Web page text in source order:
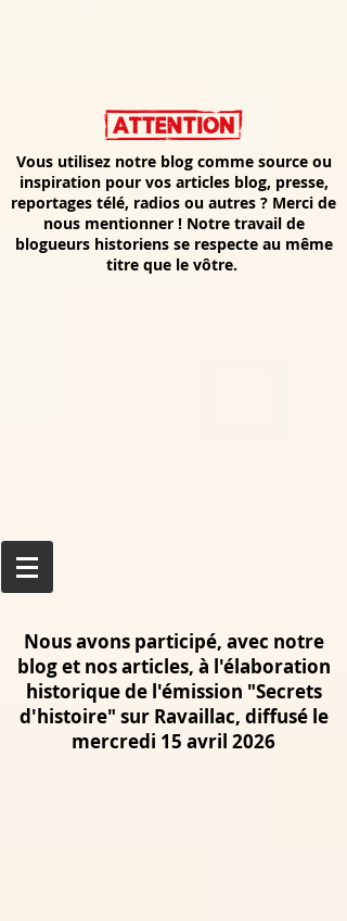
Vous utilisez notre blog comme source ou
inspiration pour vos articles blog, presse,
reportages télé, radios ou autres ? Merci de
nous mentionner ! Notre travail de
blogueurs historiens se respecte au même
titre que le vôtre.
Nous avons participé, avec notre
blog et nos articles, à l'élaboration
historique de l'émission "Secrets
d'histoire" sur Ravaillac, diffusé le
mercredi 15 avril 2026